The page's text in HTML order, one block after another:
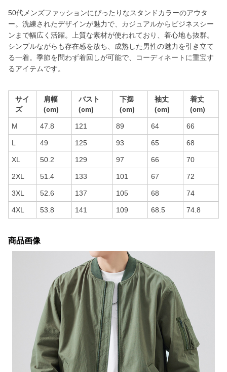
50代メンズファッションにぴったりなスタンドカラーのアウタ
ー。洗練されたデザインが魅力で、カジュアルからビジネスシー
ンまで幅広く活躍。上質な素材が使われており、着心地も抜群。
シンプルながらも存在感を放ち、成熟した男性の魅力を引き立て
る一着。季節を問わず着回しが可能で、コーディネートに重宝す
るアイテムです。
サイ
ズ
肩幅
(cm)
バスト
(cm)
下摆
(cm)
袖丈
(cm)
着丈
(cm)
M 47.8 121 89 64 66
L 49 125 93 65 68
XL 50.2 129 97 66 70
2XL 51.4 133 101 67 72
3XL 52.6 137 105 68 74
4XL 53.8 141 109 68.5 74.8
商品画像